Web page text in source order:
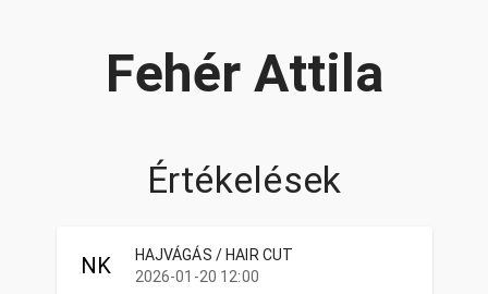
Fehér Attila
Értékelések
NK
HAJVÁGÁS / HAIR CUT
2026-01-20 12:00